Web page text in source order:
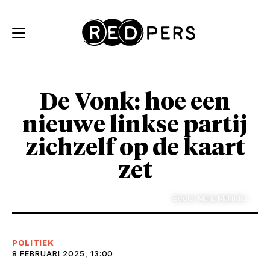
De Vonk: hoe een
nieuwe linkse partij
zichzelf op de kaart
zet
POLITIEK
8 FEBRUARI 2025, 13:00